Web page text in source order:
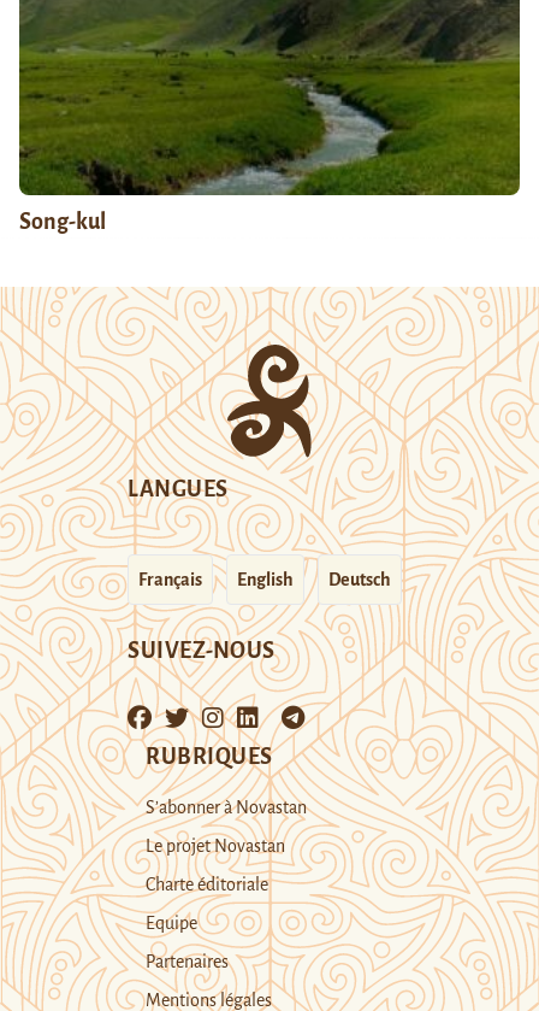
Song-kul
LANGUES
Français English Deutsch
SUIVEZ-NOUS
RUBRIQUES
S’abonner à Novastan
Le projet Novastan
Charte éditoriale
Equipe
Partenaires
Mentions légales